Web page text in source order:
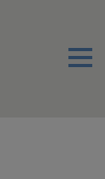
Menu